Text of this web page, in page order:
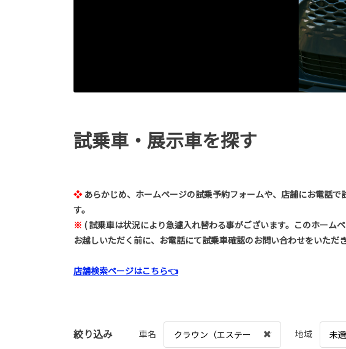
試乗車・展示車を探す
❖ あらかじめ、ホームページの試乗予約フォームや、店舗にお電話
す。
※ (試乗車は状況により急遽入れ替わる事がございます。このホーム
お越しいただく前に、お電話にて試乗車確認のお問い合わせをいた
店舗検索ページはこちら👈
絞り込み 車名
クラウン（エステー
地域 未